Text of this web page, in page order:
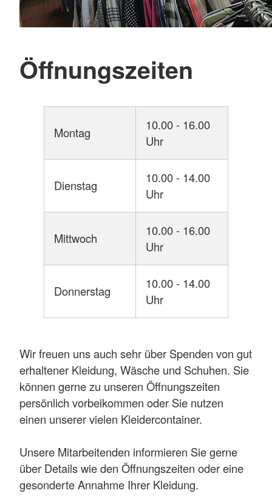
Öffnungszeiten
Montag
10.00 - 16.00
Uhr
Dienstag
10.00 - 14.00
Uhr
Mittwoch
10.00 - 16.00
Uhr
Donnerstag
10.00 - 14.00
Uhr
Wir freuen uns auch sehr über Spenden von gut
erhaltener Kleidung, Wäsche und Schuhen. Sie
können gerne zu unseren Öffnungszeiten
persönlich vorbeikommen oder Sie nutzen
einen unserer vielen Kleidercontainer.
Unsere Mitarbeitenden informieren Sie gerne
über Details wie den Öffnungszeiten oder eine
gesonderte Annahme Ihrer Kleidung.